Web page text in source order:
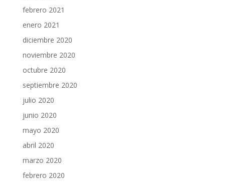
febrero 2021
enero 2021
diciembre 2020
noviembre 2020
octubre 2020
septiembre 2020
julio 2020
junio 2020
mayo 2020
abril 2020
marzo 2020
febrero 2020